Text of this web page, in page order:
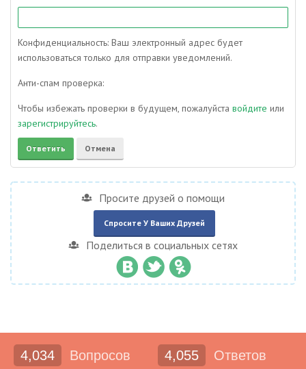
Конфиденциальность: Ваш электронный адрес будет
использоваться только для отправки уведомлений.
Анти-спам проверка:
Чтобы избежать проверки в будущем, пожалуйста войдите или
зарегистрируйтесь.
Просите друзей о помощи
Спросите У Ваших Друзей
Поделиться в социальных сетях
4,034 Вопросов 4,055 Ответов